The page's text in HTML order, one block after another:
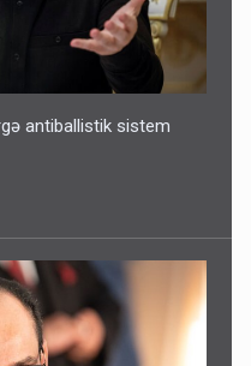
antiballistik sistem